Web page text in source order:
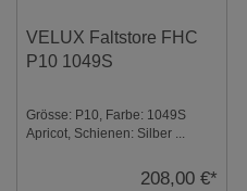
VELUX Faltstore FHC
P10 1049S
Grösse: P10, Farbe: 1049S
Apricot, Schienen: Silber ...
208,00 €*